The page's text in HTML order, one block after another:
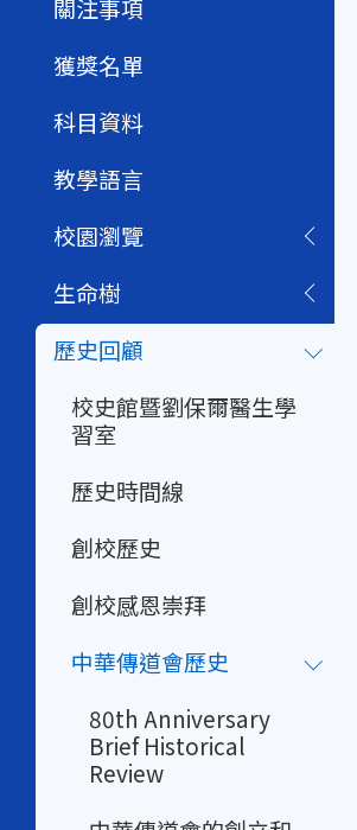
關注事項
獲獎名單
科目資料
教學語言
校園瀏覽
生命樹
歷史回顧
校史館暨劉保爾醫生學
習室
歷史時間線
創校歷史
創校感恩崇拜
中華傳道會歷史
80th Anniversary
Brief Historical
Review